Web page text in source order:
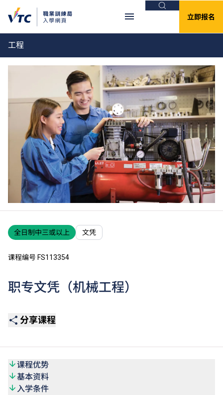
搜索
立即报名
工程
全日制中三或以上 文凭
课程编号 FS113354
职专文凭（机械工程）
分享课程
课程优势
基本资料
入学条件